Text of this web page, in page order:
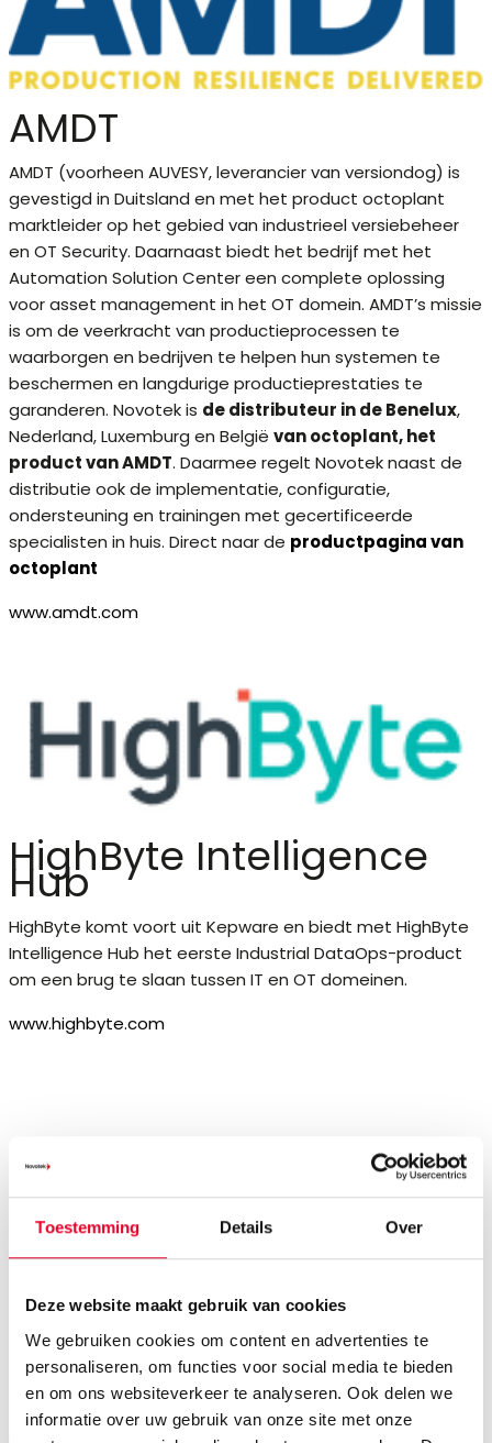
Toestemming Details Over
Deze website maakt gebruik van cookies
We gebruiken cookies om content en advertenties te
personaliseren, om functies voor social media te bieden
en om ons websiteverkeer te analyseren. Ook delen we
informatie over uw gebruik van onze site met onze
AMDT
AMDT (voorheen AUVESY, leverancier van versiondog) is
gevestigd in Duitsland en met het product octoplant
marktleider op het gebied van industrieel versiebeheer
en OT Security. Daarnaast biedt het bedrijf met het
Automation Solution Center een complete oplossing
voor asset management in het OT domein. AMDT’s missie
is om de veerkracht van productieprocessen te
waarborgen en bedrijven te helpen hun systemen te
beschermen en langdurige productieprestaties te
garanderen. Novotek is de distributeur in de Benelux,
Nederland, Luxemburg en België van octoplant, het
product van AMDT. Daarmee regelt Novotek naast de
distributie ook de implementatie, configuratie,
ondersteuning en trainingen met gecertificeerde
specialisten in huis. Direct naar de productpagina van
octoplant
www.amdt.com
HighByte Intelligence
Hub
HighByte komt voort uit Kepware en biedt met HighByte
Intelligence Hub het eerste Industrial DataOps-product
om een brug te slaan tussen IT en OT domeinen.
www.highbyte.com
Microsoft
Microsoft is wereldwijd de grootste leverancier van